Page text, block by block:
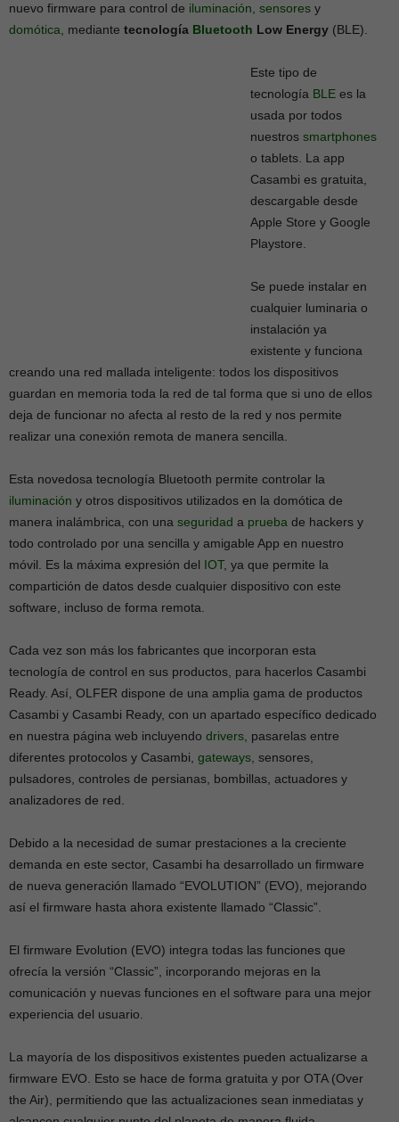
nuevo firmware para control de iluminación sensores y
domótica , mediante tecnología Bluetooth Low Energy (BLE).
Este tipo de
tecnología BLE es la
usada por todos
nuestros smartphones
o tablets. La app
Casambi es gratuita,
descargable desde
Apple Store y Google
Playstore.
Se puede instalar en
cualquier luminaria o
instalación ya
existente y funciona
creando una red mallada inteligente: todos los dispositivos
guardan en memoria toda la red de tal forma que si uno de ellos
deja de funcionar no afecta al resto de la red y nos permite
realizar una conexión remota de manera sencilla.
Esta novedosa tecnología Bluetooth permite controlar la
iluminación y otros dispositivos utilizados en la domótica de
manera inalámbrica, con una seguridad a prueba de hackers y
todo controlado por una sencilla y amigable App en nuestro
móvil. Es la máxima expresión del IOT, ya que permite la
compartición de datos desde cualquier dispositivo con este
software, incluso de forma remota.
Cada vez son más los fabricantes que incorporan esta
tecnología de control en sus productos, para hacerlos Casambi
Ready. Así, OLFER dispone de una amplia gama de productos
Casambi y Casambi Ready, con un apartado específico dedicado
en nuestra página web incluyendo drivers , pasarelas entre
diferentes protocolos y Casambi, gateways , sensores,
pulsadores, controles de persianas, bombillas, actuadores y
analizadores de red.
Debido a la necesidad de sumar prestaciones a la creciente
demanda en este sector, Casambi ha desarrollado un firmware
de nueva generación llamado “EVOLUTION” (EVO), mejorando
así el firmware hasta ahora existente llamado “Classic”.
El firmware Evolution (EVO) integra todas las funciones que
ofrecía la versión “Classic”, incorporando mejoras en la
comunicación y nuevas funciones en el software para una mejor
experiencia del usuario.
La mayoría de los dispositivos existentes pueden actualizarse a
firmware EVO. Esto se hace de forma gratuita y por OTA (Over
the Air), permitiendo que las actualizaciones sean inmediatas y